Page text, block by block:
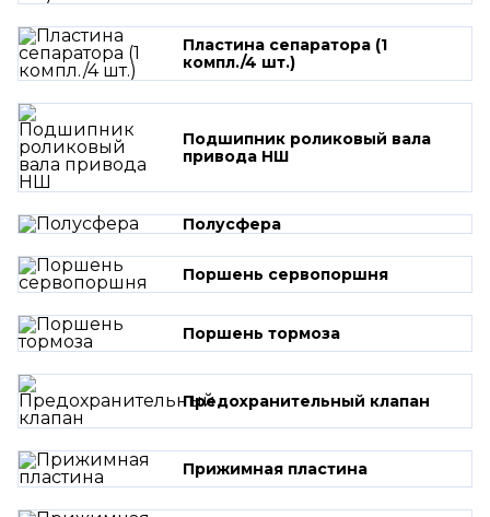
Пластина сепаратора (1
компл./4 шт.)
Подшипник роликовый вала
привода НШ
Полусфера
Поршень сервопоршня
Поршень тормоза
Предохранительный клапан
Прижимная пластина